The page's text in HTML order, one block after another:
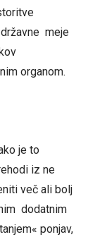
meje
organom.
je to
iz ne
več ali bolj
dodatnim
ponjav,